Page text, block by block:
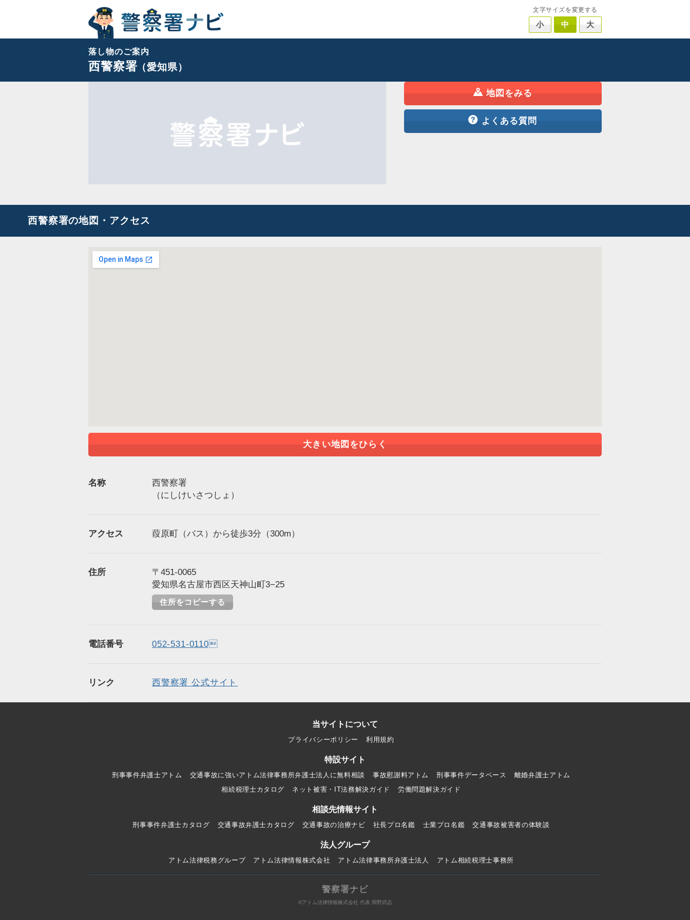
文字サイズを変更する
小 中 大
落し物のご案内
西警察署（愛知県）
地図をみる
よくある質問
西警察署の地図・アクセス
大きい地図をひらく
名称
西警察署
（にしけいさつしょ）
アクセス 葭原町（バス）から徒歩3分（300m）
住所
〒451-0065
愛知県名古屋市西区天神山町3−25
住所をコピーする
電話番号 052-531-0110
リンク 西警察署 公式サイト
当サイトについて
プライバシーポリシー 利用規約
特設サイト
刑事事件弁護士アトム 交通事故に強いアトム法律事務所弁護士法人に無料相談 事故慰謝料アトム 刑事事件データベース
離婚弁護士アトム
相続税理士カタログ
ネット被害・IT法務解決ガイド 労働問題解決ガイド
相談先情報サイト
刑事事件弁護士カタログ 交通事故弁護士カタログ 交通事故の治療ナビ 社長プロ名鑑 士業プロ名鑑 交通事故被害者の体験談
法人グループ
アトム法律税務グループ アトム法律情報株式会社 アトム法律事務所弁護士法人 アトム相続税理士事務所
警察署ナビ
©アトム法律情報株式会社 代表 岡野武志